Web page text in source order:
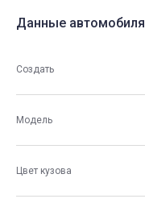
Данные автомобиля
Создать
Модель
Цвет кузова